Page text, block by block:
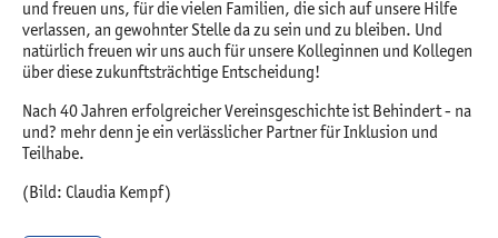
und freuen uns, für die vielen Familien, die sich auf unsere Hilfe
verlassen, an gewohnter Stelle da zu sein und zu bleiben. Und
natürlich freuen wir uns auch für unsere Kolleginnen und Kollegen
über diese zukunftsträchtige Entscheidung!
Nach 40 Jahren erfolgreicher Vereinsgeschichte ist Behindert - na
und? mehr denn je ein verlässlicher Partner für Inklusion und
Teilhabe.
(Bild: Claudia Kempf)